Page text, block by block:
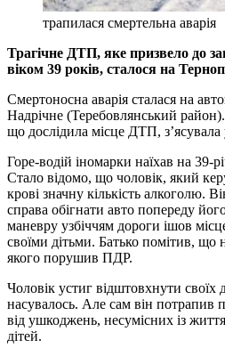
трапилася смертельна аварія
Трагічне ДТП, яке призвело до
віком 39 років, сталося на
Смертоносна аварія сталася на
Надрічне (Теребовлянський
що дослідила місце ДТП, з’ясувала
Горе-водій іномарки наїхав на 39-
Стало відомо, що чоловік, який
крові значну кількість алкоголю.
справа обігнати авто попереду
маневру узбіччям дороги ішов
своїми дітьми. Батько помітив, що
якого порушив ПДР.
Чоловік устиг відштовхнути своїх
насувалось. Але сам він потрапив
від ушкоджень, несумісних із
дітей.